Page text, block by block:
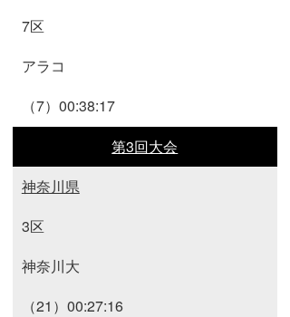
7区
アラコ
（7）00:38:17
第3回大会
神奈川県
3区
神奈川大
（21）00:27:16